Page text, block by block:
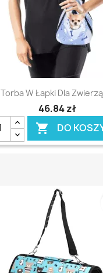
Torba W Łapki Dla
46,84 zł
 DO